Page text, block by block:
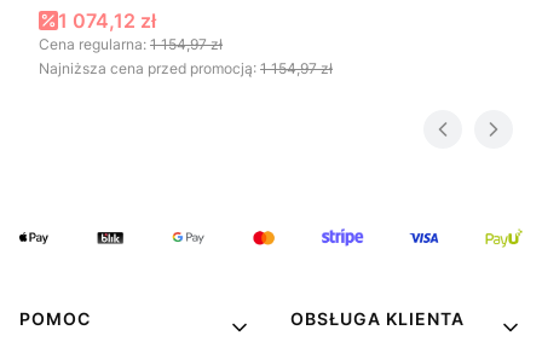
Cena promocyjna
1 074,12 zł
Cena regularna: 1 154,97 zł
Najniższa cena przed promocją: 1 154,97 zł
POMOC OBSŁUGA KLIENTA